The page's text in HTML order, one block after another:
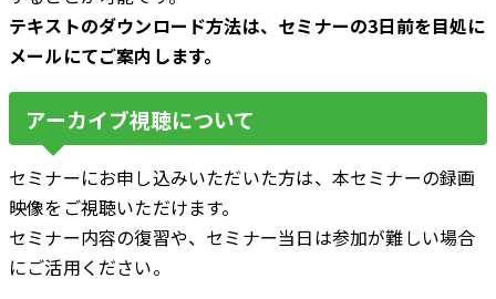
テキストのダウンロード方法は、セミナーの3日前を目処に
メールにてご案内します。
アーカイブ視聴について
セミナーにお申し込みいただいた方は、本セミナーの録画
映像をご視聴いただけます。
セミナー内容の復習や、セミナー当日は参加が難しい場合
にご活用ください。